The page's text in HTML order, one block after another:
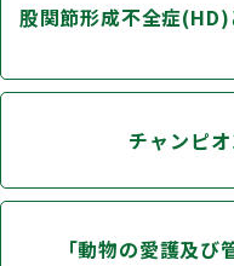
股関節形成不全症
チャンピ
「動物の愛護及